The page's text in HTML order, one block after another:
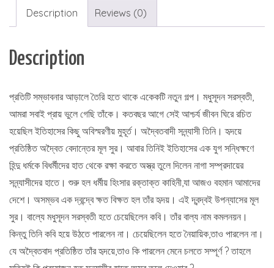
Description Reviews (0)
Description
প্রতিটি সম্ভাবনার আড়ালে তৈরি হতে থাকে একেকটি নতুন গল্প। মধুসূদন সরস্বতী,
আমরা সবাই প্রায় ভুলে গেছি তাঁকে। কতবছর আগে সেই আশ্চর্য জীবন ঘিরে রচিত
হয়েছিল ইতিহাসের কিছু অবিস্মরণীয় মুহূর্ত। অদ্বৈতবাদী সন্ন্যাসী তিনি। হৃদয়ে
প্রতিষ্ঠিত অদ্বৈত বেদান্তের মূল সুর। আবার তিনিই ইতিহাসের এক যুগ সন্ধিক্ষণে
হিন্দু ধর্মকে বিধর্মীদের হাত থেকে রক্ষা করতে অস্ত্র তুলে দিলেন নাগা সম্প্রদায়ের
সন্ন্যাসীদের হাতে। শুরু হল ধর্মীয় হিংসার রক্তাক্ত কাহিনী,যা আজও বহমান আমাদের
দেশে। অসম্ভব এক দ্বন্দ্বে ক্ষত বিক্ষত হল তাঁর হৃদয়। এই দ্বন্দ্বই উপন্যাসের মূল
সুর। বাল্যে মধুসূদন সরস্বতী হতে চেয়েছিলেন কবি। তাঁর বাল্য নাম কমলনয়ন।
কিন্তু তিনি কবি হয়ে উঠতে পারলেন না। চেয়েছিলেন হতে নৈয়ায়িক,তাও পারলেন না।
যে অদ্বৈতবাদ প্রতিষ্ঠিত তাঁর হৃদয়ে,তাও কি পারলেন মেনে চলতে সম্পূর্ণ ? তাহলে